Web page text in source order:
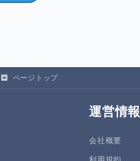
ページトップ
運営情報
会社概要